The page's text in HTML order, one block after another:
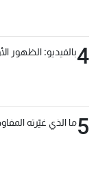
4بالفيديو: الظهور
5ما الذي غيّرته